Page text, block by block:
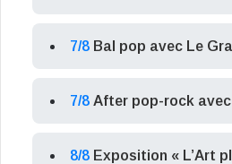
7/8 Bal pop avec Le
7/8 After pop-rock
8/8 Exposition « L’Art